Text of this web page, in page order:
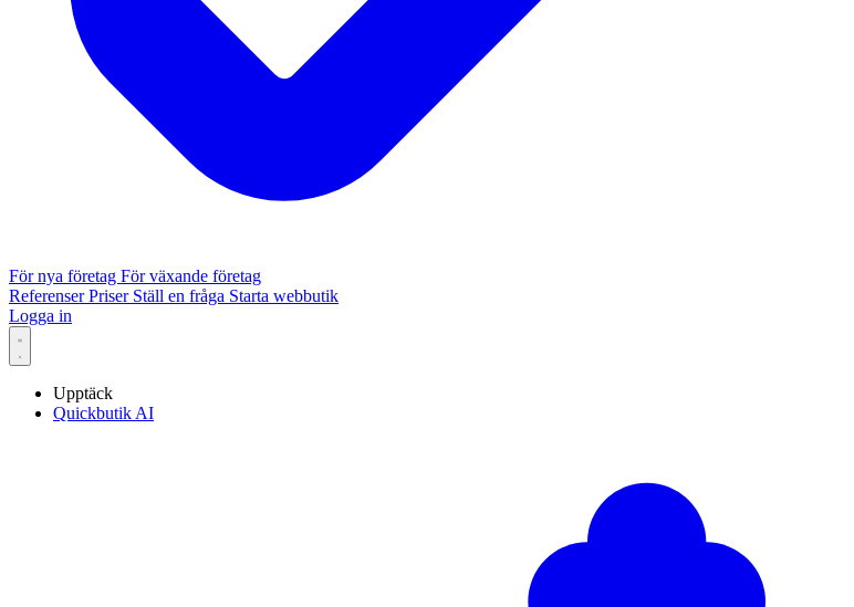
För nya företag För växande företag
ReferenserPriser Ställ en fråga Starta webbutik
Logga in
Upptäck
Quickbutik AI